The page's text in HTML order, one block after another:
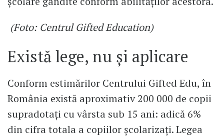
(Foto: Centrul Gifted Education)
Există lege, nu și aplicare
Conform estimărilor Centrului Gifted Edu, în
România există aproximativ 200 000 de copii
supradotați cu vârsta sub 15 ani: adică 6%
din cifra totala a copiilor școlarizați. Legea